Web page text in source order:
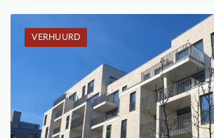
VERHUURD
Verhuurd: Penthouse
2
8 m²